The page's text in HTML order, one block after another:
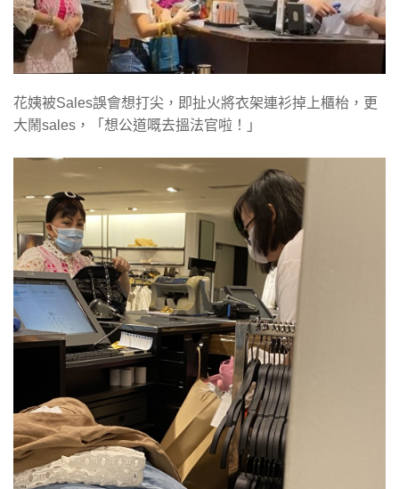
花姨被Sales誤會想打尖，即扯火將衣架連衫掉上櫃枱，更
大鬧sales，「想公道嘅去搵法官啦！」